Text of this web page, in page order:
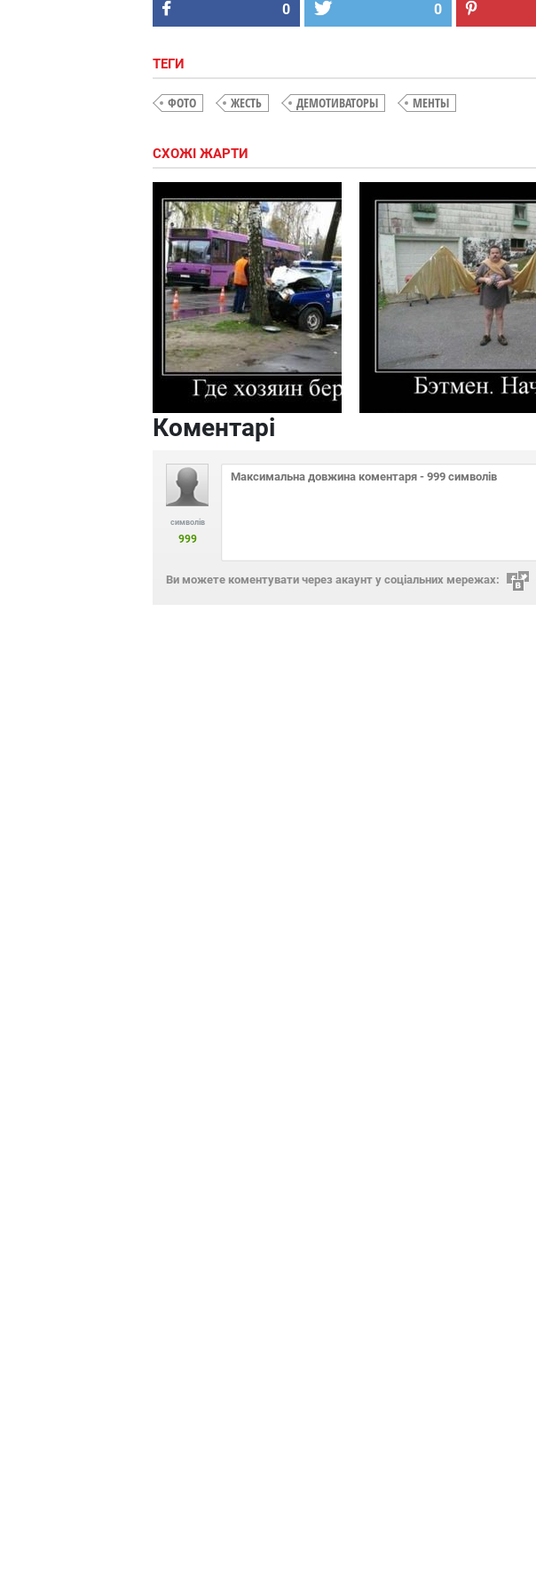
0 0
ТЕГИ
ФОТО ЖЕСТЬ ДЕМОТИВАТОРЫ МЕНТЫ
СХОЖІ ЖАРТИ
демотиватор
про винну
березу
Коментарі
символів
999
Ви можете коментувати через акаунт у соціальних мережах: